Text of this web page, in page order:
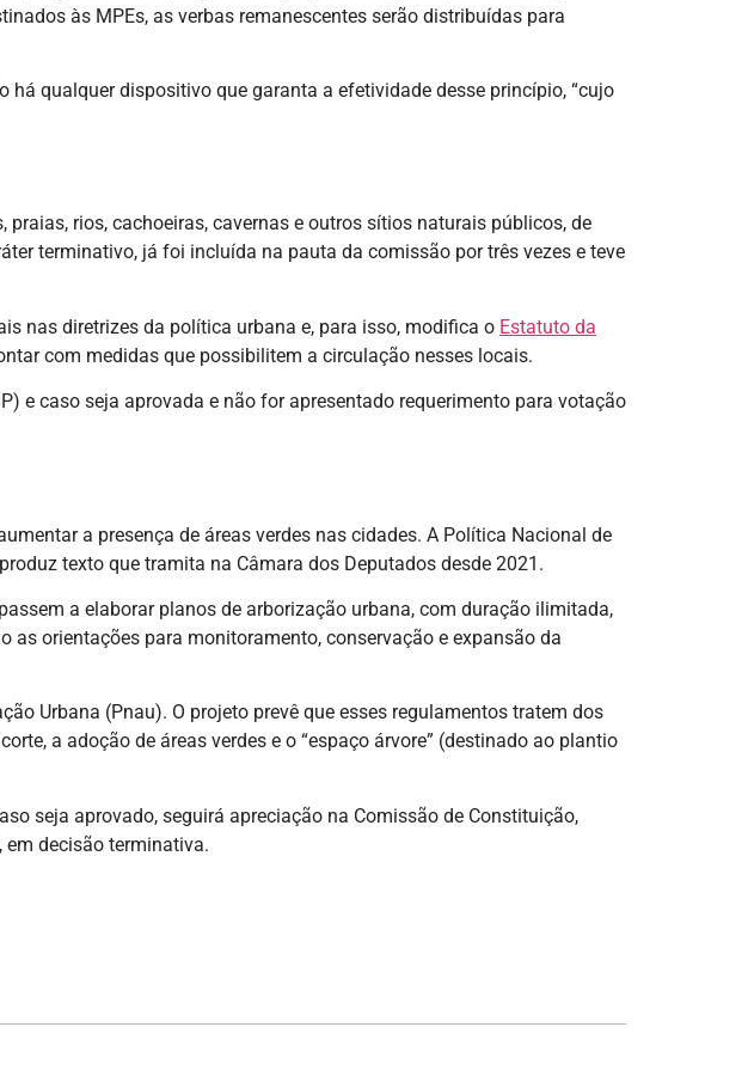
às MPEs, as verbas remanescentes serão distribuídas para
qualquer dispositivo que garanta a efetividade desse princípio, “cujo
rios, cachoeiras, cavernas e outros sítios naturais públicos, de
terminativo, já foi incluída na pauta da comissão por três vezes e teve
nas diretrizes da política urbana e, para isso, modifica o Estatuto da
com medidas que possibilitem a circulação nesses locais.
e caso seja aprovada e não for apresentado requerimento para votação
a presença de áreas verdes nas cidades. A Política Nacional de
texto que tramita na Câmara dos Deputados desde 2021.
a elaborar planos de arborização urbana, com duração ilimitada,
as orientações para monitoramento, conservação e expansão da
Urbana (Pnau). O projeto prevê que esses regulamentos tratem dos
a adoção de áreas verdes e o “espaço árvore” (destinado ao plantio
seja aprovado, seguirá apreciação na Comissão de Constituição,
em decisão terminativa.